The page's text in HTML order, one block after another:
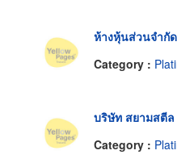
ห้างหุ้นส่วนจำกั
Category :
บริษัท สยามสตี
Category :